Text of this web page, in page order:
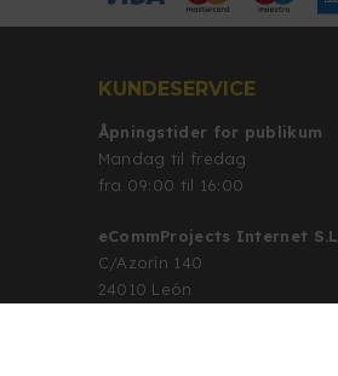
KUNDESERVICE
Åpningstider for publikum
Mandag til fredag
fra 09:00 til 16:00
eCommProjects Internet S.L.
C/Azorín 140
24010 León